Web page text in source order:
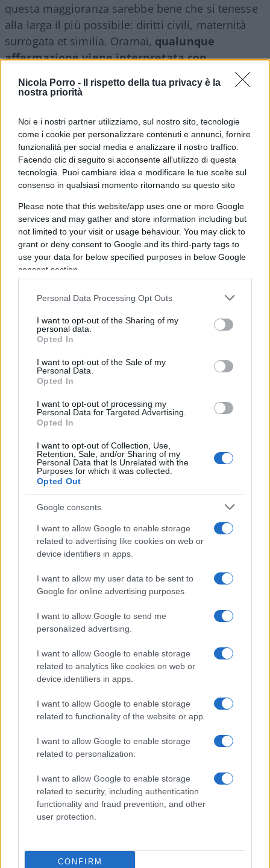
Nicola Porro -
Il rispetto della tua privacy è la
nostra priorità
Noi e i nostri partner utilizziamo, sul nostro sito, tecnologie
come i cookie per personalizzare contenuti e annunci, fornire
funzionalità per social media e analizzare il nostro traffico.
Facendo clic di seguito si acconsente all'utilizzo di questa
tecnologia. Puoi cambiare idea e modificare le tue scelte sul
consenso in qualsiasi momento ritornando su questo sito
Please note that this website/app uses one or more Google
services and may gather and store information including but
not limited to your visit or usage behaviour. You may click to
grant or deny consent to Google and its third-party tags to
use your data for below specified purposes in below Google
consent section.
Personal Data Processing Opt Outs
I want to opt-out of the Sharing of my
personal data.
Opted In
I want to opt-out of the Sale of my
Personal Data.
Opted In
I want to opt-out of processing my
Personal Data for Targeted Advertising.
Opted In
I want to opt-out of Collection, Use,
Retention, Sale, and/or Sharing of my
Personal Data that Is Unrelated with the
Purposes for which it was collected.
Opted Out
Google consents
I want to allow Google to enable storage
related to advertising like cookies on web or
device identifiers in apps.
I want to allow my user data to be sent to
Google for online advertising purposes.
I want to allow Google to send me
personalized advertising.
I want to allow Google to enable storage
related to analytics like cookies on web or
device identifiers in apps.
I want to allow Google to enable storage
related to functionality of the website or app.
I want to allow Google to enable storage
related to personalization.
I want to allow Google to enable storage
related to security, including authentication
functionality and fraud prevention, and other
user protection.
CONFIRM
questa maggioranza sarebbe bene che si tenesse
alla larga il più possibile: diritti civili, maternità
surrogata et similia. Oramai, qualunque
affermazione viene interpretata con
l’argomento è il fascismo, la famiglia o
meno ideologiche e più concrete come lo stadio
di Firenze, che previsto all’interno nel Pnrr da
Mario Draghi andava bene a tutti incluso
all’Europa, mentre adesso i medesimi soggetti ne
prendono addirittura le distanze!
E quando proprio non si riesce ad evitare di
parlare difascismo, allora Giorgia potrebbe
inserire nel vademecum delle sue giovani
che dimostra come, cancellando quel periodo,
cancellerebbe anche un pezzo importante
della cultura italiana
storico fondatore dell’enciclopedia diventata
“status symbol”.
Tra i 250 protagonisti del documento, insieme ai
già citati Ungaretti e Treccani, Pirandello,
Longanesi, lo stesso Spadolini e Bartali tra gli
sportivi. In rappresentanza del mondo dello
spettacolo Aldo Fabrizi, Walter Chiari, Raimondo
Vianello, Ugo Tognazzi, Marcello Mastroianni e
Wanda Osiris, di quello della pittura i grandi
Maestri Boccioni, Sironi e Balla, per finire con i
molti scienziati che oggi sono diventati un
simbolo del “Made in Italy” nel mondo, come
Allo stesso modo, andrebbe ricordato che l’Italia
“cancel culture”, non ci fossero l’Inps e il Cnr
oppure se non si fosse fatta largo l’idea di uno
militare sia per il trasporto passeggeri. O, ancora
peggio, se alcune iniziative non avessero visto
neppure la luce, come l’Opera nazionale maternità
e infanzia, i Patronati scolastici, i Patti
Lateranensi, la Bonifica Integrale, la riforma
scolastica e la tutela per le lavoratrici madri.
Non è solo una questione politica o di
rischio più grande dell’underdog